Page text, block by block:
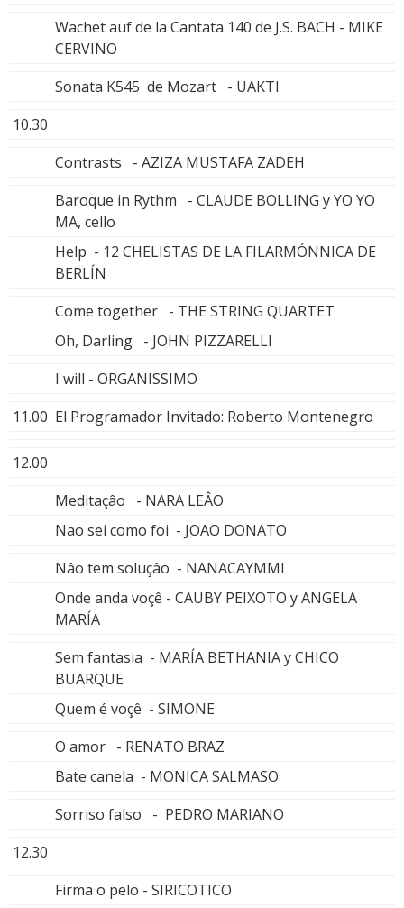
Wachet auf de la Cantata 140 de J.S. BACH - MIKE
CERVINO
Sonata K545 de Mozart - UAKTI
10.30
Contrasts - AZIZA MUSTAFA ZADEH
Baroque in Rythm - CLAUDE BOLLING y YO YO
MA, cello
Help - 12 CHELISTAS DE LA FILARMÓNNICA DE
BERLÍN
Come together - THE STRING QUARTET
Oh, Darling - JOHN PIZZARELLI
I will - ORGANISSIMO
11.00 El Programador Invitado: Roberto Montenegro
12.00
Meditaçâo - NARA LEÂO
Nao sei como foi - JOAO DONATO
Nâo tem soluçâo - NANACAYMMI
Onde anda voçê - CAUBY PEIXOTO y ANGELA
MARÍA
Sem fantasia - MARÍA BETHANIA y CHICO
BUARQUE
Quem é voçê - SIMONE
O amor - RENATO BRAZ
Bate canela - MONICA SALMASO
Sorriso falso - PEDRO MARIANO
12.30
Firma o pelo - SIRICOTICO